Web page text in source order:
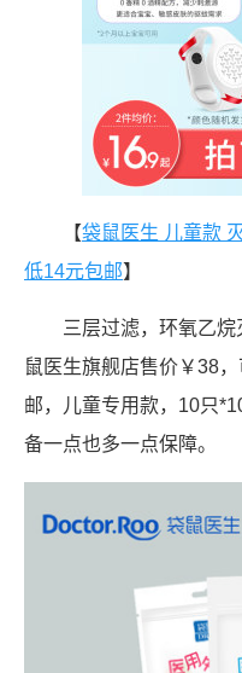
【袋鼠医生 儿童款
低14元包邮】
三层过滤，环氧乙
鼠医生旗舰店售价￥38
邮，儿童专用款，10只
备一点也多一点保障。